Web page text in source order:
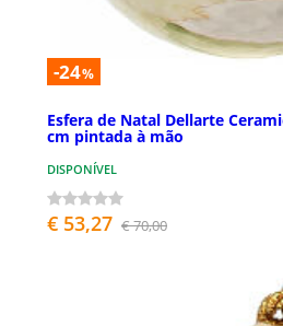
-24%
Esfera de Natal Dellarte
cm pintada à mão
DISPONÍVEL
€ 53,27 € 70,00